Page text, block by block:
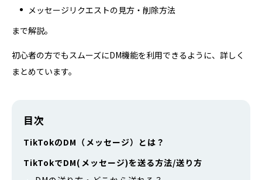
メッセージリクエストの見方・削除方法
まで解説。
初心者の方でもスムーズにDM機能を利用できるように、詳しく
まとめています。
目次
TikTokのDM（メッセージ）とは？
TikTokでDM(メッセージ)を送る方法/送り方